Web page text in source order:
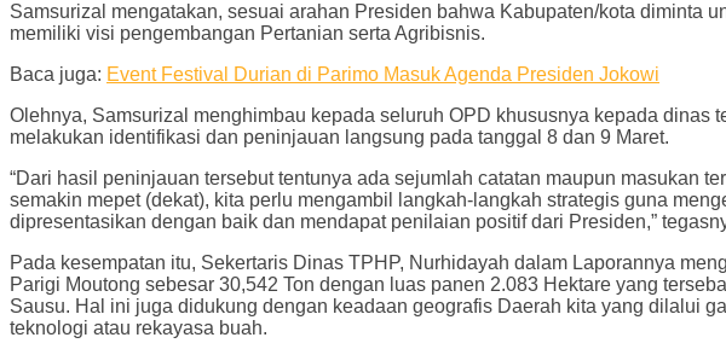
Samsurizal mengatakan, sesuai arahan Presiden bahwa Kabupaten/kota diminta
memiliki visi pengembangan Pertanian serta Agribisnis.
Baca juga: Event Festival Durian di Parimo Masuk Agenda Presiden Jokowi
Olehnya, Samsurizal menghimbau kepada seluruh OPD khususnya kepada
melakukan identifikasi dan peninjauan langsung pada tanggal 8 dan 9 Maret.
“Dari hasil peninjauan tersebut tentunya ada sejumlah catatan maupun masukan
semakin mepet (dekat), kita perlu mengambil langkah-langkah strategis guna
dipresentasikan dengan baik dan mendapat penilaian positif dari Presiden,”
Pada kesempatan itu, Sekertaris Dinas TPHP, Nurhidayah dalam Laporannya
Parigi Moutong sebesar 30,542 Ton dengan luas panen 2.083 Hektare yang
Sausu. Hal ini juga didukung dengan keadaan geografis Daerah kita yang dilalui
teknologi atau rekayasa buah.